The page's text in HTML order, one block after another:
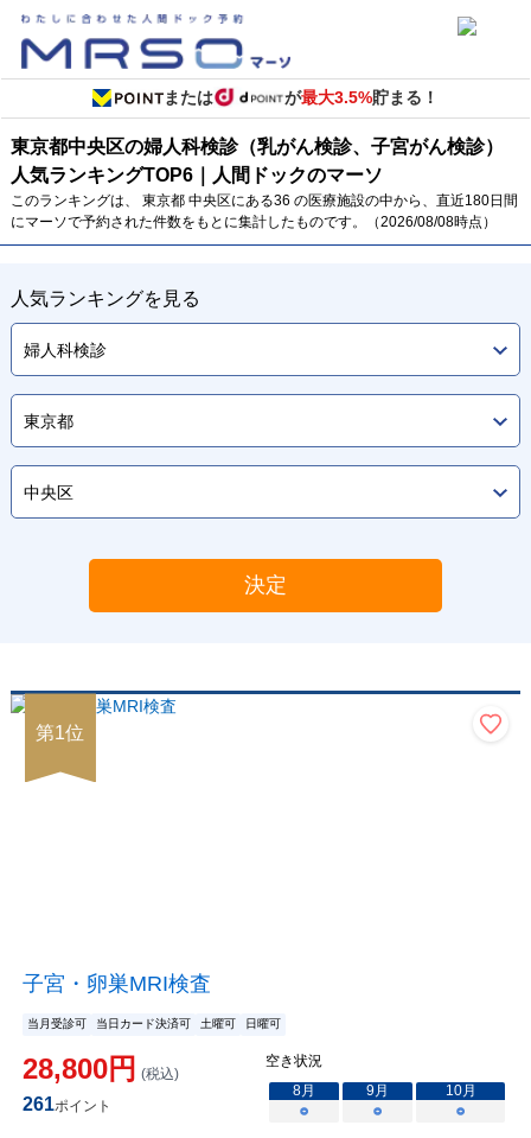
または が最大3.5%貯まる！
東京都中央区の婦人科検診（乳がん検診、子宮がん検診）
人気ランキングTOP6｜人間ドックのマーソ
このランキングは、 東京都 中央区にある36 の医療施設の中から、直近180日間
にマーソで予約された件数をもとに集計したものです。（2026/08/08時点）
人気ランキングを見る
決定
第1位
子宮・卵巣MRI検査
当月受診可 当日カード決済可 土曜可 日曜可
28,800円 (税込)
261ポイント
空き状況
8月 9月 10月
○
○ ○